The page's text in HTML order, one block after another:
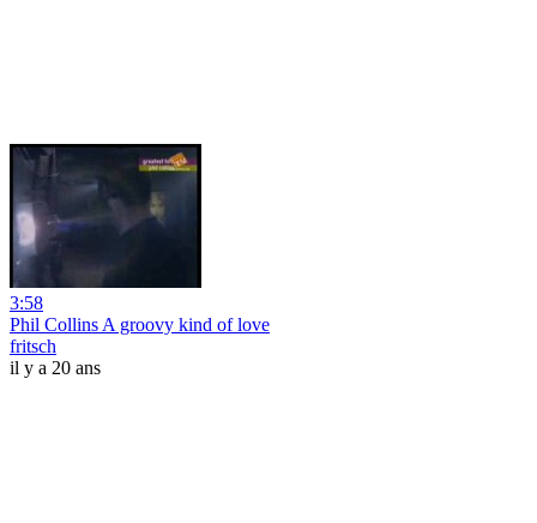
3:58
Phil Collins A groovy kind of love
fritsch
il y a 20 ans